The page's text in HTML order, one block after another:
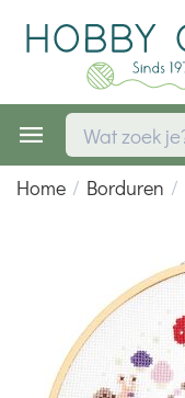
Home / Borduren /